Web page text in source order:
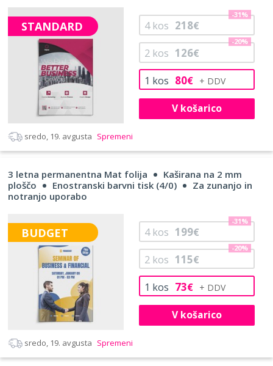
STANDARD
1 kos 80€
2kos 126€
-20%
4kos 218€
-31%
V košarico
sredo, 19. avgusta Spremeni
3 letna permanentna Mat folija
Kaširana na 2 mm
ploščo
Enostranski barvni tisk (4/0)
Za zunanjo in
notranjo uporabo
BUDGET
1 kos 73€
2kos 115€
-20%
4kos 199€
-31%
V košarico
sredo, 19. avgusta Spremeni